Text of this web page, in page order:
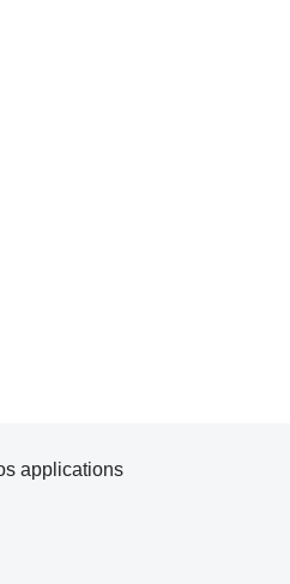
applications